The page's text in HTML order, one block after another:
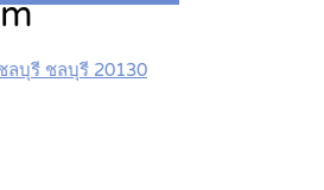
ลบุรี ชลบุรี 20130